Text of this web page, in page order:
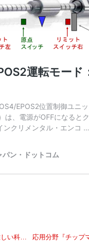
ップいたしました。